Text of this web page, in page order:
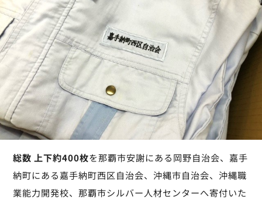
総数 上下約400枚を那覇市安謝にある岡野自治会、嘉手
納町にある嘉手納町西区自治会、沖縄市自治会、沖縄職
業能力開発校、那覇市シルバー人材センターへ寄付いた